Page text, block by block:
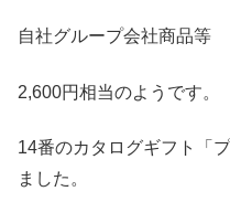
自社グループ会社商品等
2,600円相当のようです。
14番のカタログギフト「
ました。